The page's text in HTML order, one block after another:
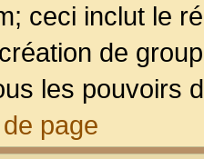
ceci inclut le
de
les pouvoirs
page